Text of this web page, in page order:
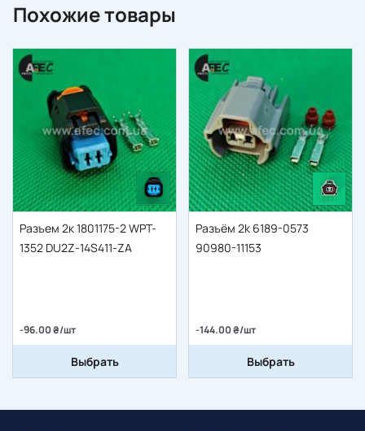
Похожие товары
Разъем 2к 1801175-2 WPT-
1352 DU2Z-14S411-ZA
-96.00 ₴/шт
Выбрать
Разъём 2k 6189-0573
90980-11153
-144.00 ₴/шт
Выбрать